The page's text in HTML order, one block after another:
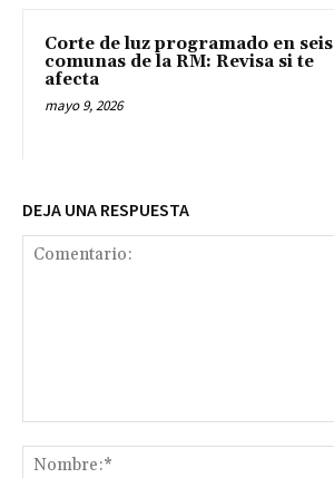
Corte de luz programado en seis
comunas de la RM: Revisa si te
afecta
mayo 9, 2026
DEJA UNA RESPUESTA